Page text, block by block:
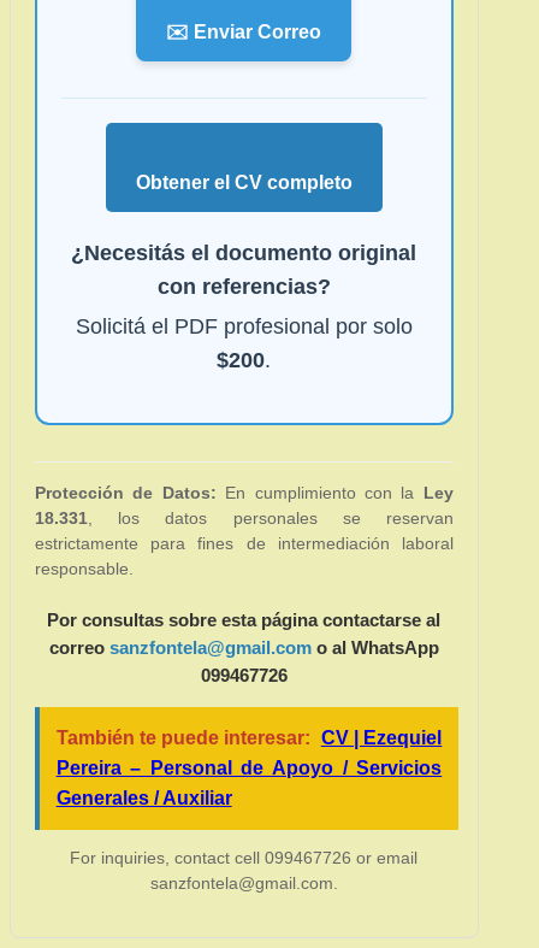
✉️ Enviar Correo
Obtener el CV completo
¿Necesitás el documento original
con referencias?
Solicitá el PDF profesional por solo
$200.
Protección de Datos: En cumplimiento con la
Ley
18.331 , los datos personales se reservan
estrictamente para fines de intermediación laboral
responsable.
Por consultas sobre esta página contactarse al
correo sanzfontela@gmail.como al WhatsApp
099467726
También te puede interesar: CV | Ezequiel
Pereira – Personal de Apoyo / Servicios
Generales / Auxiliar
For inquiries, contact cell 099467726 or email
sanzfontela@gmail.com.